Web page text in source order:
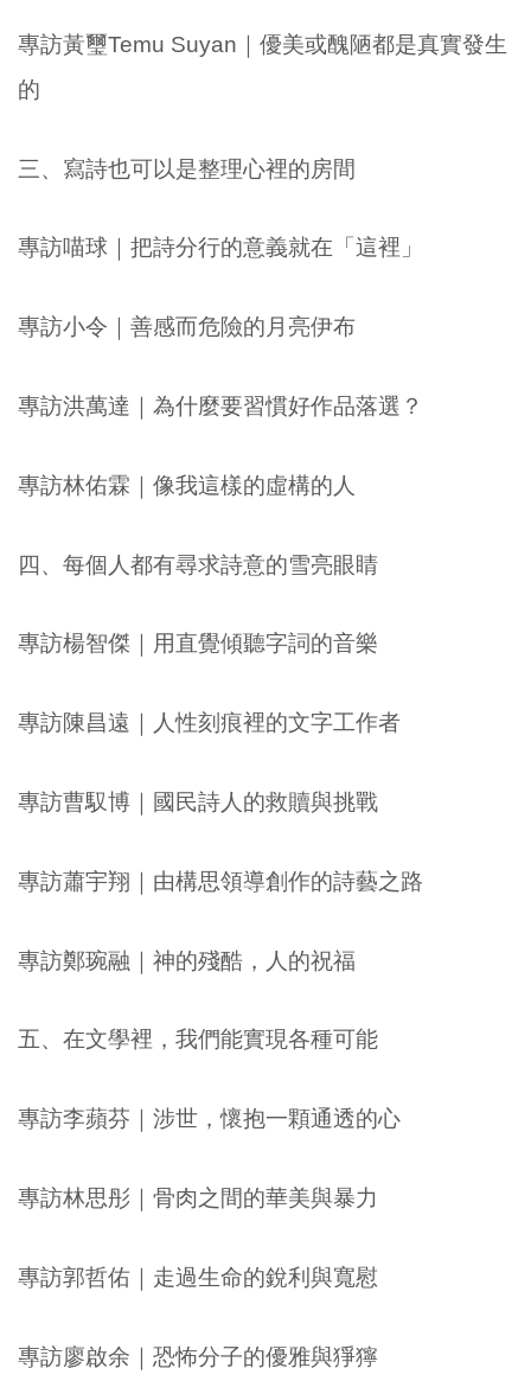
專訪黃璽Temu Suyan｜優美或醜陋都是真實發生
的
三、寫詩也可以是整理心裡的房間
專訪喵球｜把詩分行的意義就在「這裡」
專訪小令｜善感而危險的月亮伊布
專訪洪萬達｜為什麼要習慣好作品落選？
專訪林佑霖｜像我這樣的虛構的人
四、每個人都有尋求詩意的雪亮眼睛
專訪楊智傑｜用直覺傾聽字詞的音樂
專訪陳昌遠｜人性刻痕裡的文字工作者
專訪曹馭博｜國民詩人的救贖與挑戰
專訪蕭宇翔｜由構思領導創作的詩藝之路
專訪鄭琬融｜神的殘酷，人的祝福
五、在文學裡，我們能實現各種可能
專訪李蘋芬｜涉世，懷抱一顆通透的心
專訪林思彤｜骨肉之間的華美與暴力
專訪郭哲佑｜走過生命的銳利與寬慰
專訪廖啟余｜恐怖分子的優雅與猙獰